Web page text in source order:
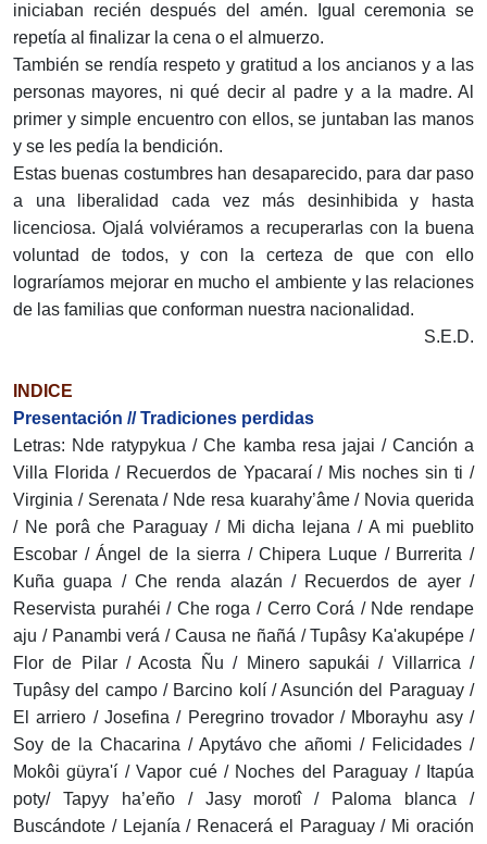
iniciaban recién después del amén. Igual ceremonia se
repetía al finalizar la cena o el almuerzo.
También se rendía respeto y gratitud a los ancianos y a las
personas mayores, ni qué decir al padre y a la madre. Al
primer y simple encuentro con ellos, se juntaban las manos
y se les pedía la bendición.
Estas buenas costumbres han desaparecido, para dar paso
a una liberalidad cada vez más desinhibida y hasta
licenciosa. Ojalá volviéramos a recuperarlas con la buena
voluntad de todos, y con la certeza de que con ello
lograríamos mejorar en mucho el ambiente y las relaciones
de las familias que conforman nuestra nacionalidad.
S.E.D.
INDICE
Presentación // Tradiciones perdidas
Letras: Nde ratypykua / Che kamba resa jajai / Canción a
Villa Florida / Recuerdos de Ypacaraí / Mis noches sin ti /
Virginia / Serenata / Nde resa kuarahy’âme / Novia querida
/ Ne porâ che Paraguay / Mi dicha lejana / A mi pueblito
Escobar / Ángel de la sierra / Chipera Luque / Burrerita /
Kuña guapa / Che renda alazán / Recuerdos de ayer /
Reservista purahéi / Che roga / Cerro Corá / Nde rendape
aju / Panambi verá / Causa ne ñañá / Tupâsy Ka'akupépe /
Flor de Pilar / Acosta Ñu / Minero sapukái / Villarrica /
Tupâsy del campo / Barcino kolí / Asunción del Paraguay /
El arriero / Josefina / Peregrino trovador / Mborayhu asy /
Soy de la Chacarina / Apytávo che añomi / Felicidades /
Mokôi güyra'í / Vapor cué / Noches del Paraguay / Itapúa
poty/ Tapyy ha’eño / Jasy morotî / Paloma blanca /
Buscándote / Lejanía / Renacerá el Paraguay / Mi oración